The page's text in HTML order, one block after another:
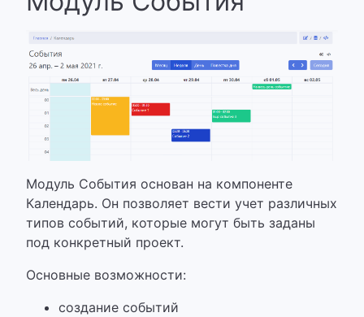
Модуль События основан на компоненте
Календарь. Он позволяет вести учет различных
типов событий, которые могут быть заданы
под конкретный проект.
Основные возможности:
создание событий